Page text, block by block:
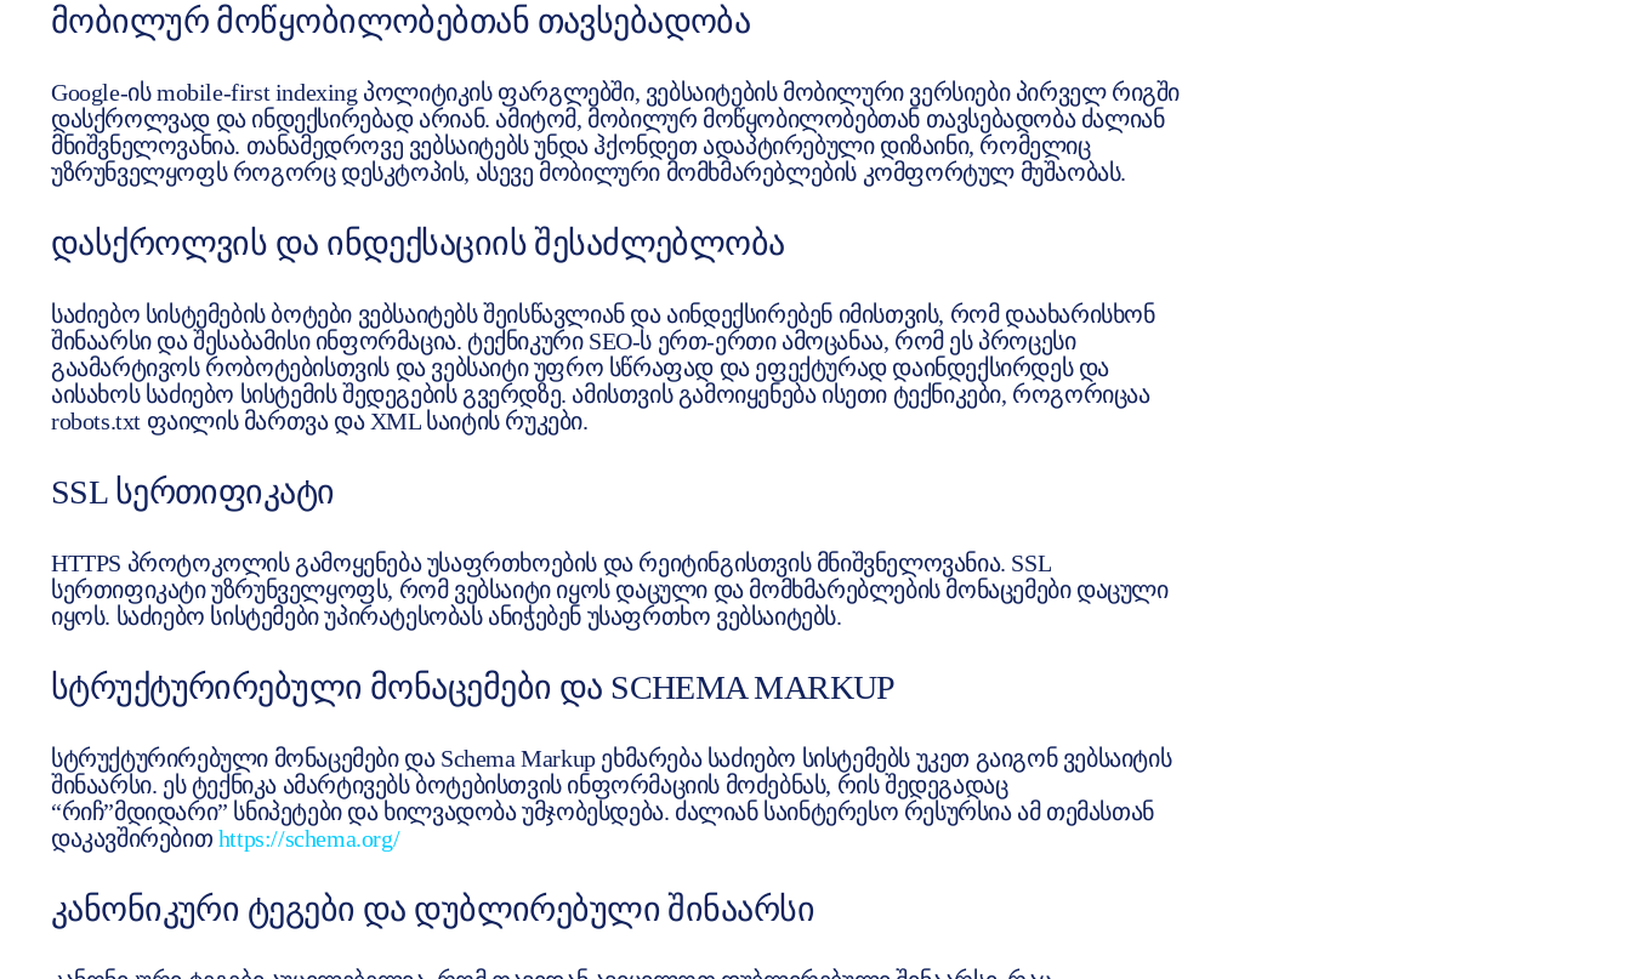
ᲛᲝᲑᲘᲚᲣᲠ ᲛᲝᲬᲧᲝᲑᲘᲚᲝᲑᲔᲑᲗᲐᲜ ᲗᲐᲕᲡᲔᲑᲐᲓᲝᲑᲐ
Google-ის mobile-first indexing პოლიტიკის ფარგლებში, ვებსაიტების მობილური ვერსიები პირველ რიგში
დასქროლვად და ინდექსირებად არიან. ამიტომ, მობილურ მოწყობილობებთან თავსებადობა ძალიან
მნიშვნელოვანია. თანამედროვე ვებსაიტებს უნდა ჰქონდეთ ადაპტირებული დიზაინი, რომელიც
უზრუნველყოფს როგორც დესკტოპის, ასევე მობილური მომხმარებლების კომფორტულ მუშაობას.
ᲓᲐᲡᲥᲠᲝᲚᲕᲘᲡ ᲓᲐ ᲘᲜᲓᲔᲥᲡᲐᲪᲘᲘᲡ ᲨᲔᲡᲐᲫᲚᲔᲑᲚᲝᲑᲐ
საძიებო სისტემების ბოტები ვებსაიტებს შეისწავლიან და აინდექსირებენ იმისთვის, რომ დაახარისხონ
შინაარსი და შესაბამისი ინფორმაცია. ტექნიკური SEO-ს ერთ-ერთი ამოცანაა, რომ ეს პროცესი
გაამარტივოს რობოტებისთვის და ვებსაიტი უფრო სწრაფად და ეფექტურად დაინდექსირდეს და
აისახოს საძიებო სისტემის შედეგების გვერდზე. ამისთვის გამოიყენება ისეთი ტექნიკები, როგორიცაა
robots.txt ფაილის მართვა და XML საიტის რუკები.
SSL ᲡᲔᲠᲗᲘᲤᲘᲙᲐᲢᲘ
HTTPS პროტოკოლის გამოყენება უსაფრთხოების და რეიტინგისთვის მნიშვნელოვანია. SSL
სერთიფიკატი უზრუნველყოფს, რომ ვებსაიტი იყოს დაცული და მომხმარებლების მონაცემები დაცული
იყოს. საძიებო სისტემები უპირატესობას ანიჭებენ უსაფრთხო ვებსაიტებს.
ᲡᲢᲠᲣᲥᲢᲣᲠᲘᲠᲔᲑᲣᲚᲘ ᲛᲝᲜᲐᲪᲔᲛᲔᲑᲘ ᲓᲐ SCHEMA MARKUP
სტრუქტურირებული მონაცემები და Schema Markup ეხმარება საძიებო სისტემებს უკეთ გაიგონ ვებსაიტის
შინაარსი. ეს ტექნიკა ამარტივებს ბოტებისთვის ინფორმაციის მოძებნას, რის შედეგადაც
“რიჩ”მდიდარი” სნიპეტები და ხილვადობა უმჯობესდება. ძალიან საინტერესო რესურსია ამ თემასთან
დაკავშირებით https://schema.org/
ᲙᲐᲜᲝᲜᲘᲙᲣᲠᲘ ᲢᲔᲒᲔᲑᲘ ᲓᲐ ᲓᲣᲑᲚᲘᲠᲔᲑᲣᲚᲘ ᲨᲘᲜᲐᲐᲠᲡᲘ